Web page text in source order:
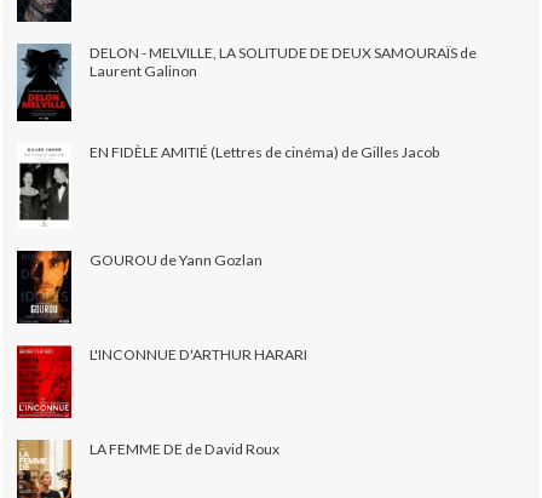
DELON - MELVILLE, LA SOLITUDE DE DEUX SAMOURAÏS de
Laurent Galinon
EN FIDÈLE AMITIÉ (Lettres de cinéma) de Gilles Jacob
GOUROU de Yann Gozlan
L'INCONNUE D'ARTHUR HARARI
LA FEMME DE de David Roux